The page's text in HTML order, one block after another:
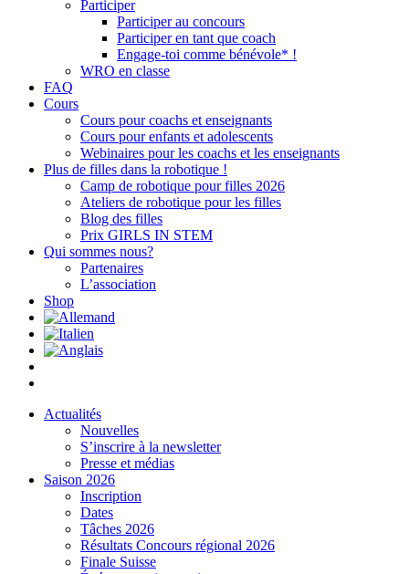
Participer
Participer au concours
Participer en tant que coach
Engage-toi comme bénévole* !
WRO en classe
FAQ
Cours
Cours pour coachs et enseignants
Cours pour enfants et adolescents
Webinaires pour les coachs et les enseignants
Plus de filles dans la robotique !
Camp de robotique pour filles 2026
Ateliers de robotique pour les filles
Blog des filles
Prix GIRLS IN STEM
Qui sommes nous?
Partenaires
L’association
Shop
Actualités
Nouvelles
S’inscrire à la newsletter
Presse et médias
Saison 2026
Inscription
Dates
Tâches 2026
Résultats Concours régional 2026
Finale Suisse